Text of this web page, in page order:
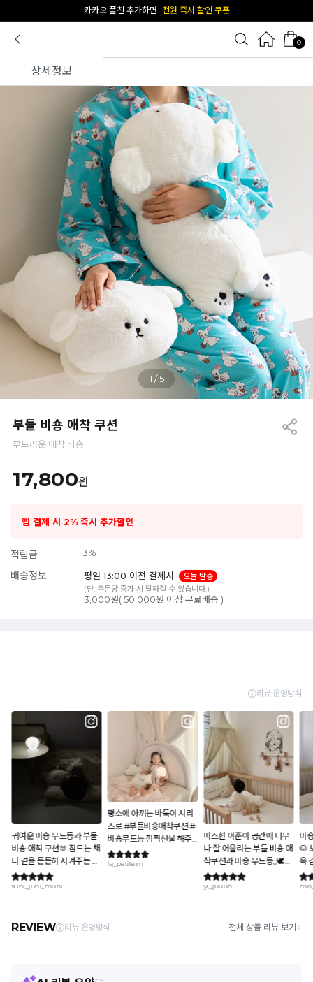
카카오 플친 추가하면 1천원 즉시 할인 쿠폰
0
상세정보
1 /5
부들 비숑 애착 쿠션
부드러운 애착 비숑
17,800원
앱 결제 시 2% 즉시 추가할인
적립금 3%
배송정보 평일 13:00 이전 결제시
오늘 발송
(단, 주문량 증가 시 달라질 수 있습니다.)
3,000원( 50,000원 이상 무료배송 )